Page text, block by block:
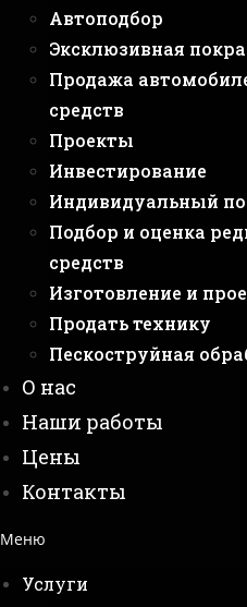
Автоподбор
Эксклюзивная
Продажа
средств
Проекты
Инвестирование
Индивидуальный
Подбор и оценка
средств
Изготовление и
Продать технику
Пескоструйная
О нас
Наши работы
Цены
Контакты
Меню
Услуги